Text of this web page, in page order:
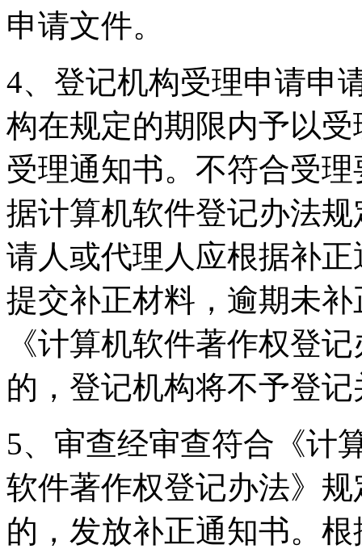
申请文件。
4、登记机构受理申请申
构在规定的期限内予以
受理通知书。不符合受
据计算机软件登记办法
请人或代理人应根据补
提交补正材料，逾期未
《计算机软件著作权登
的，登记机构将不予登
5、审查经审查符合《计
软件著作权登记办法》
的，发放补正通知书。